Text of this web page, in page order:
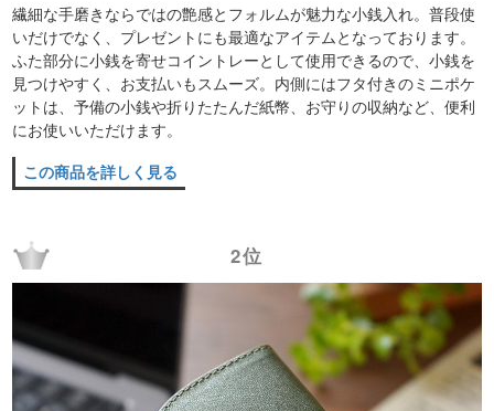
繊細な手磨きならではの艶感とフォルムが魅力な小銭入れ。普段使
いだけでなく、プレゼントにも最適なアイテムとなっております。
ふた部分に小銭を寄せコイントレーとして使用できるので、小銭を
見つけやすく、お支払いもスムーズ。内側にはフタ付きのミニポケ
ットは、予備の小銭や折りたたんだ紙幣、お守りの収納など、便利
にお使いいただけます。
この商品を詳しく見る
2位